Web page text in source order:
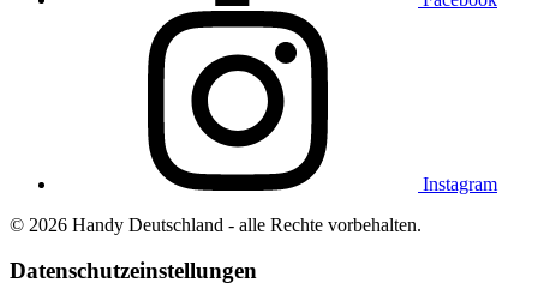
Instagram
© 2026 Handy Deutschland - alle Rechte vorbehalten.
Datenschutzeinstellungen